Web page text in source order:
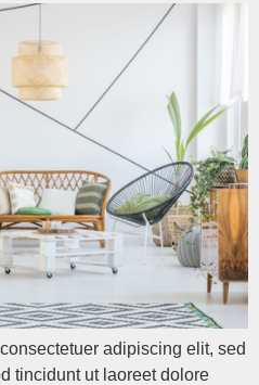
adipiscing elit, sed
tincidunt ut laoreet dolore